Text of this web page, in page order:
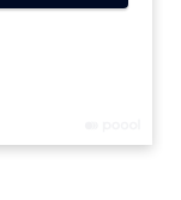
communication